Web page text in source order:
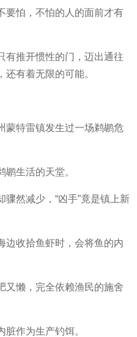
要怕，不怕的人的面前才有
有推开惯性的门，迈出通往
有着无限的可能。
蒙特雷镇发生过一场鹈鹕危
生活的天堂。
然减少，“凶手”竟是镇上新
边收拾鱼虾时，会将鱼的内
又懒，完全依赖渔民的施舍
作为生产钓饵。